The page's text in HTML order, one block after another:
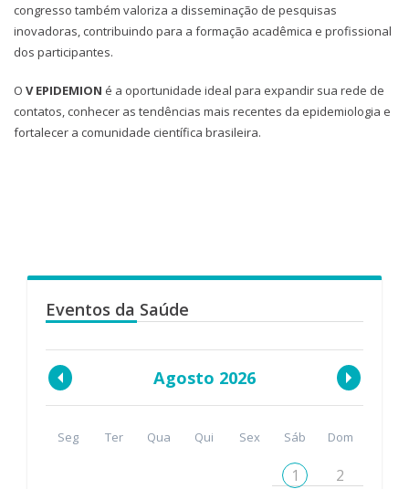
congresso também valoriza a disseminação de pesquisas
inovadoras, contribuindo para a formação acadêmica e profissional
dos participantes.
O V EPIDEMION é a oportunidade ideal para expandir sua rede de
contatos, conhecer as tendências mais recentes da epidemiologia e
fortalecer a comunidade científica brasileira.
Eventos da Saúde
Agosto 2026
Seg Ter Qua Qui Sex Sáb Dom
1
2